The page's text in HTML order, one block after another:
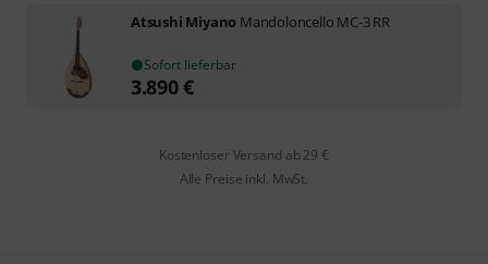
Atsushi Miyano Mandoloncello MC-3 RR
Sofort lieferbar
3.890€
Kostenloser Versand ab 29 €
Alle Preise inkl. MwSt.